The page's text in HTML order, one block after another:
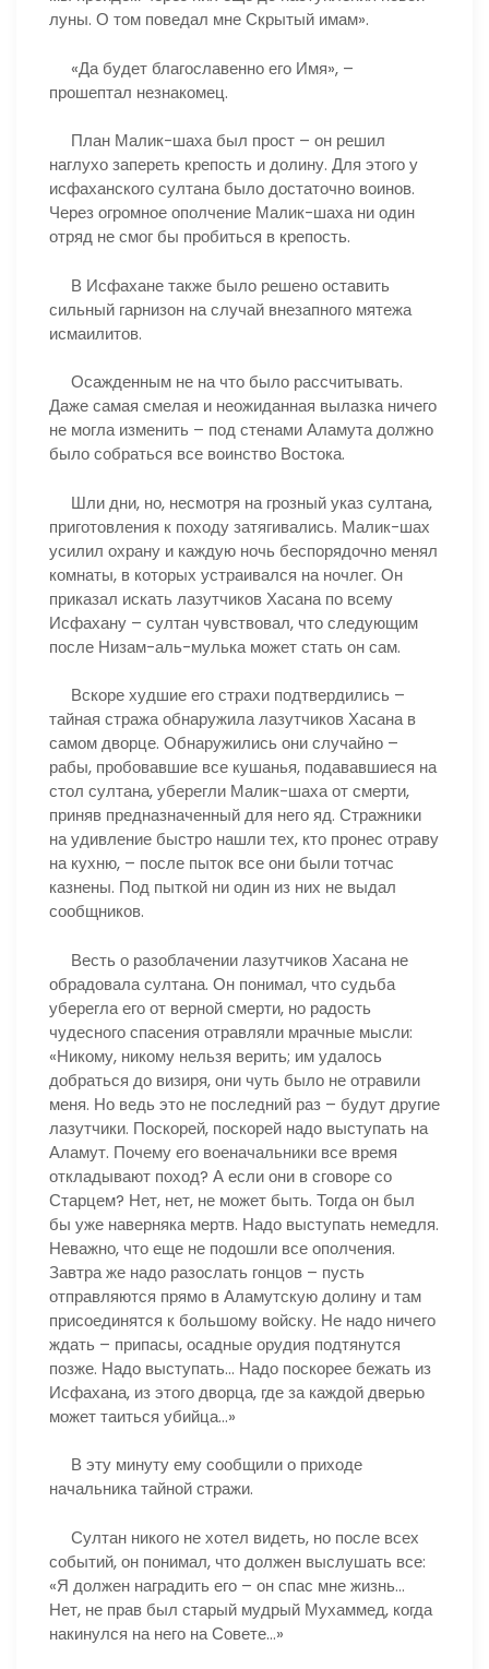
луны. О том поведал мне Скрытый имам».
«Да будет благославенно его Имя», –
прошептал незнакомец.
План Малик-шаха был прост – он решил
наглухо запереть крепость и долину. Для этого у
исфаханского султана было достаточно воинов.
Через огромное ополчение Малик-шаха ни один
отряд не смог бы пробиться в крепость.
В Исфахане также было решено оставить
сильный гарнизон на случай внезапного мятежа
исмаилитов.
Осажденным не на что было рассчитывать.
Даже самая смелая и неожиданная вылазка ничего
не могла изменить – под стенами Аламута должно
было собраться все воинство Востока.
Шли дни, но, несмотря на грозный указ султана,
приготовления к походу затягивались. Малик-шах
усилил охрану и каждую ночь беспорядочно менял
комнаты, в которых устраивался на ночлег. Он
приказал искать лазутчиков Хасана по всему
Исфахану – султан чувствовал, что следующим
после Низам-аль-мулька может стать он сам.
Вскоре худшие его страхи подтвердились –
тайная стража обнаружила лазутчиков Хасана в
самом дворце. Обнаружились они случайно –
рабы, пробовавшие все кушанья, подававшиеся на
стол султана, уберегли Малик-шаха от смерти,
приняв предназначенный для него яд. Стражники
на удивление быстро нашли тех, кто пронес отраву
на кухню, – после пыток все они были тотчас
казнены. Под пыткой ни один из них не выдал
сообщников.
Весть о разоблачении лазутчиков Хасана не
обрадовала султана. Он понимал, что судьба
уберегла его от верной смерти, но радость
чудесного спасения отравляли мрачные мысли:
«Никому, никому нельзя верить; им удалось
добраться до визиря, они чуть было не отравили
меня. Но ведь это не последний раз – будут другие
лазутчики. Поскорей, поскорей надо выступать на
Аламут. Почему его военачальники все время
откладывают поход? А если они в сговоре со
Старцем? Нет, нет, не может быть. Тогда он был
бы уже наверняка мертв. Надо выступать немедля.
Неважно, что еще не подошли все ополчения.
Завтра же надо разослать гонцов – пусть
отправляются прямо в Аламутскую долину и там
присоединятся к большому войску. Не надо ничего
ждать – припасы, осадные орудия подтянутся
позже. Надо выступать… Надо поскорее бежать из
Исфахана, из этого дворца, где за каждой дверью
может таиться убийца…»
В эту минуту ему сообщили о приходе
начальника тайной стражи.
Султан никого не хотел видеть, но после всех
событий, он понимал, что должен выслушать все:
«Я должен наградить его – он спас мне жизнь…
Нет, не прав был старый мудрый Мухаммед, когда
накинулся на него на Совете…»